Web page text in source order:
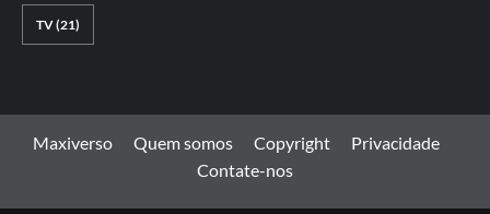
TV(21)
Maxiverso Quem somos Copyright
Privacidade
Contate-nos